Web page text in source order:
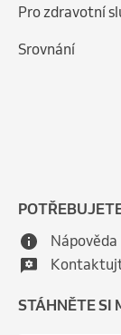
Pro zdravotní
Srovnání
Nápověda
STÁHNĚTE SI